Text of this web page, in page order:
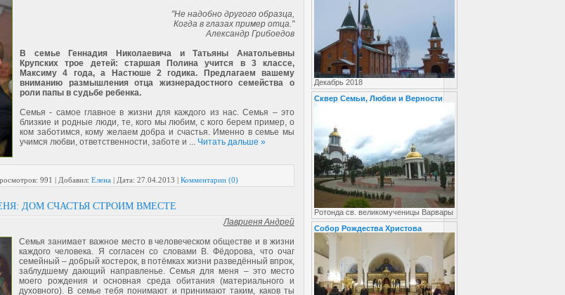
Декабрь 2018
Сквер Семьи, Любви и Верности
Ротонда св. великомученицы Варвары
Собор Рождества Христова
"Не надобно другого образца,
Когда в глазах пример отца."
Александр Грибоедов
В семье Геннадия Николаевича и Татьяны Анатольевны
Крупских трое детей: старшая Полина учится в 3 классе,
Максиму 4 года, а Настюше 2 годика. Предлагаем вашему
вниманию размышления отца жизнерадостного семейства о
роли папы в судьбе ребенка.
Семья - самое главное в жизни для каждого из нас. Семья – это
близкие и родные люди, те, кого мы любим, с кого берем пример, о
ком заботимся, кому желаем добра и счастья. Именно в семье мы
учимся любви, ответственности, заботе и
Читать дальше »
991 | Добавил: Елена | Дата: 27.04.2013 | Комментарии (0)
ДОМ СЧАСТЬЯ СТРОИМ ВМЕСТЕ
Лавриеня Андрей
Семья занимает важное место в человеческом обществе и в жизни
каждого человека. Я согласен со словами В. Фёдорова, что очаг
семейный – добрый костерок, в потёмках жизни разведённый впрок,
заблудшему дающий направленье. Семья для меня – это место
моего рождения и основная среда обитания (материального и
духовного). В семье тебя понимают и принимают таким, каков ты